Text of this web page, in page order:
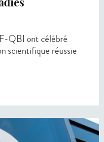
QBI ont célébré
scientifique réussie